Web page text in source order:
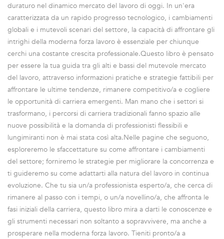
duraturo nel dinamico mercato del lavoro di oggi. In un'era
caratterizzata da un rapido progresso tecnologico, i cambiamenti
globali e i mutevoli scenari del settore, la capacità di affrontare gli
intrighi della moderna forza lavoro è essenziale per chiunque
cerchi una costante crescita professionale.Questo libro è pensato
per essere la tua guida tra gli alti e bassi del mutevole mercato
del lavoro, attraverso informazioni pratiche e strategie fattibili per
affrontare le ultime tendenze, rimanere competitivo/a e cogliere
le opportunità di carriera emergenti. Man mano che i settori si
trasformano, i percorsi di carriera tradizionali fanno spazio alle
nuove possibilità e la domanda di professionisti flessibili e
lungimiranti non è mai stata così alta.Nelle pagine che seguono,
esploreremo le sfaccettature su come affrontare i cambiamenti
del settore; forniremo le strategie per migliorare la concorrenza e
ti guideremo su come adattarti alla natura del lavoro in continua
evoluzione. Che tu sia un/a professionista esperto/a, che cerca di
rimanere al passo con i tempi, o un/a novellino/a, che affronta le
fasi iniziali della carriera, questo libro mira a darti le conoscenze e
gli strumenti necessari non soltanto a sopravvivere, ma anche a
prosperare nella moderna forza lavoro. Tieniti pronto/a a